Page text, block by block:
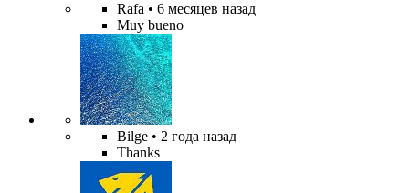
Rafa • 6 месяцев назад
Muy bueno
Bilge • 2 года назад
Thanks